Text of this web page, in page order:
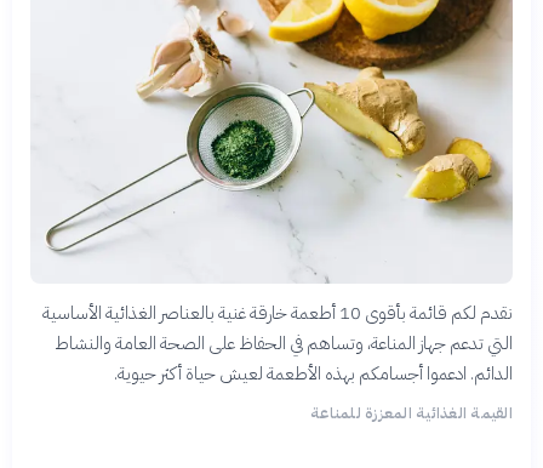
نقدم لكم قائمة بأقوى 10 أطعمة خارقة غنية بالعناصر الغذائية الأساسية
التي تدعم جهاز المناعة، وتساهم في الحفاظ على الصحة العامة والنشاط
الدائم. ادعموا أجسامكم بهذه الأطعمة لعيش حياة أكثر حيوية.
القيمة الغذائية المعززة للمناعة